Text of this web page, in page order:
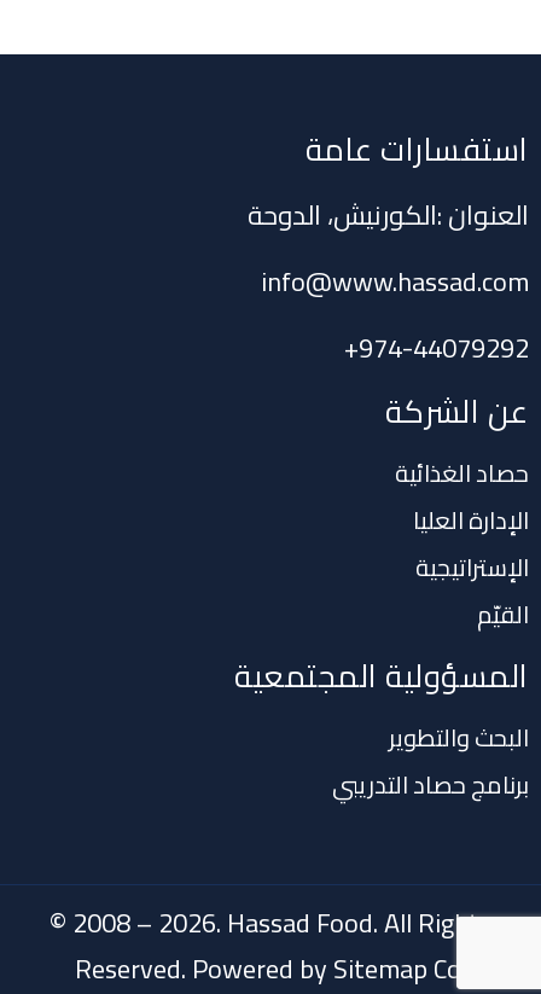
استفسارات عامة
العنوان :الكورنيش، الدوحة
info@www.hassad.com
974-44079292
+
عن الشركة
حصاد الغذائية
الإدارة العليا
الإستراتيجية
القيّم
المسؤولية المجتمعية
البحث والتطوير
برنامج حصاد التدريبي
© 2008 – 2026. Hassad Food. All Rights
Reserved. Powered bySitemap Co.